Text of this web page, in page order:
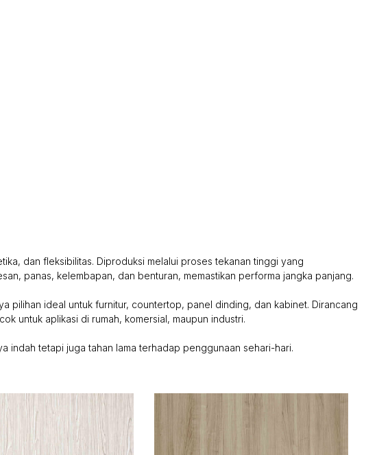
dan fleksibilitas. Diproduksi melalui proses tekanan tinggi yang
panas, kelembapan, dan benturan, memastikan performa jangka panjang.
pilihan ideal untuk furnitur, countertop, panel dinding, dan kabinet. Dirancang
untuk aplikasi di rumah, komersial, maupun industri.
indah tetapi juga tahan lama terhadap penggunaan sehari-hari.